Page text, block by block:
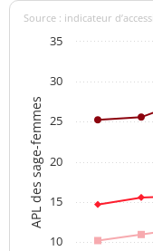
APL des sage-femmes
Source : indicateur
10
15
20
25
30
35